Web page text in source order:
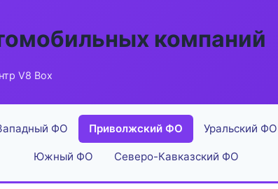
компаний
V8 Box
ФО Приволжский ФО Уральский ФО
Южный ФО Северо-Кавказский ФО